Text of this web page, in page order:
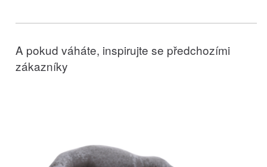
A pokud váháte, inspirujte se předchozími
zákazníky